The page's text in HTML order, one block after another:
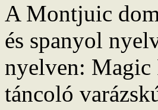
A Montjuic
és spanyol
nyelven: Magic
táncoló